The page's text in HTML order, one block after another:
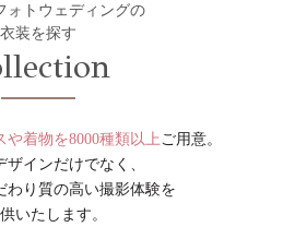
ォトウェディングの
衣装を探す
や着物を8000種類以上 ご用意。
ザインだけでなく、
わり質の高い撮影体験を
いたします。